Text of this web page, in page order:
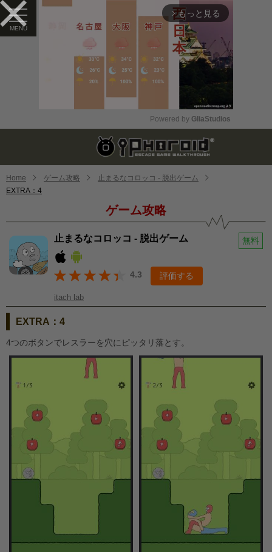
arrow_forward_ios もっと見る
Mute
Powered by GliaStudios
Home ゲーム攻略
止まるなコロッコ - 脱出ゲーム
EXTRA：4
ゲーム攻略
止まるなコロッコ - 脱出ゲーム 無料
4.3 評価する
itach lab
EXTRA：4
4つのボタンでレスラーを穴にピッタリ落とす。